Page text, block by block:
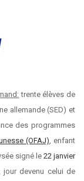
trente élèves de
allemande (SED) et
des programmes
(OFAJ) , enfant
signé le 22 janvier
jour devenu celui de